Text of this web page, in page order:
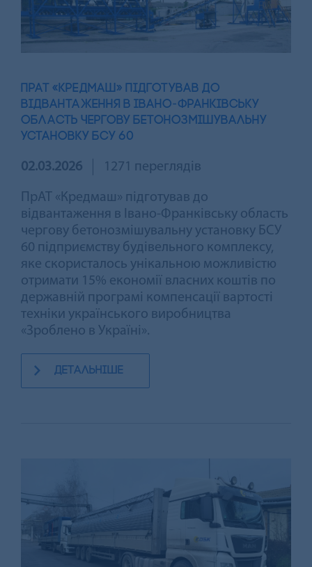
ПРАТ «КРЕДМАШ» ПІДГОТУВАВ ДО
ВІДВАНТАЖЕННЯ В ІВАНО-ФРАНКІВСЬКУ
ОБЛАСТЬ ЧЕРГОВУ БЕТОНОЗМІШУВАЛЬНУ
УСТАНОВКУ БСУ 60
02.03.2026 1271 переглядів
ПрАТ «Кредмаш» підготував до
відвантаження в Івано-Франківську область
чергову бетонозмішувальну установку БСУ
60 підприємству будівельного комплексу,
яке скористалось унікальною можливістю
отримати 15% економії власних коштів по
державній програмі компенсації вартості
техніки українського виробництва
«Зроблено в Україні».
детальніше